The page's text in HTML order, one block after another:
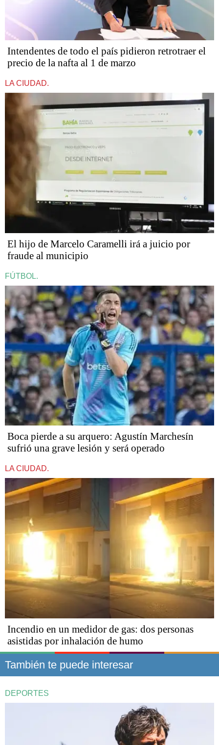
Intendentes de todo el país pidieron retrotraer el
precio de la nafta al 1 de marzo
LA CIUDAD.
​​​​​El hijo de Marcelo Caramelli irá a juicio por
fraude al municipio
FÚTBOL.
Boca pierde a su arquero: Agustín Marchesín
sufrió una grave lesión y será operado
LA CIUDAD.
Incendio en un medidor de gas: dos personas
asistidas por inhalación de humo
También te puede interesar
DEPORTES